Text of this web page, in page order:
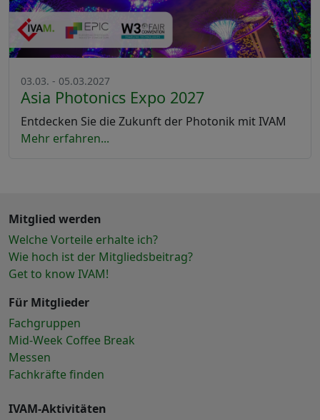
03.03. - 05.03.2027
Asia Photonics Expo 2027
Entdecken Sie die Zukunft der Photonik mit IVAM
Mehr erfahren...
Mitglied werden
Welche Vorteile erhalte ich?
Wie hoch ist der Mitgliedsbeitrag?
Get to know IVAM!
Für Mitglieder
Fachgruppen
Mid-Week Coffee Break
Messen
Fachkräfte finden
IVAM-Aktivitäten